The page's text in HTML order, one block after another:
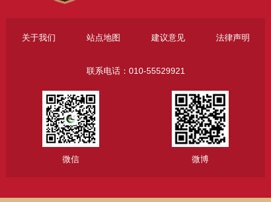
关于我们 站点地图 建议意见 法律声明
联系电话：010-55529921
微信 微博